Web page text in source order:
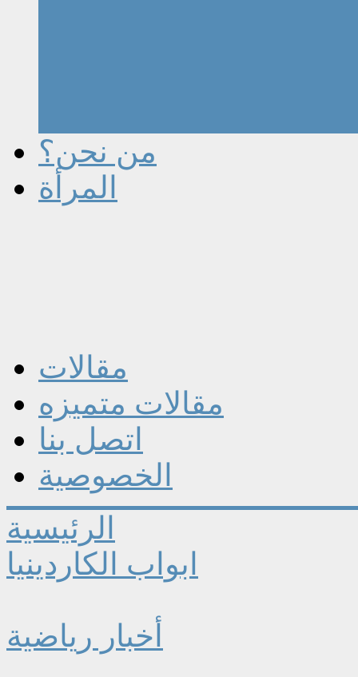
من نحن؟
المرأة
مقالات
مقالات متميزه
اتصل بنا
الخصوصية
الرئيسية
ابواب الكاردينيا
أخبار رياضية